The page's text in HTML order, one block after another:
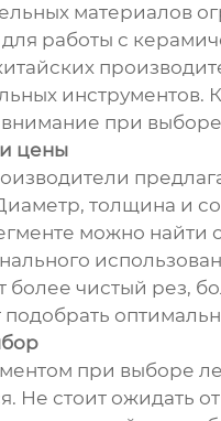
материалов
работы с
инструментов.
при
цены
толщина и
можно найти
более чистый рез,
подобрать
при выборе
Не стоит ожидать